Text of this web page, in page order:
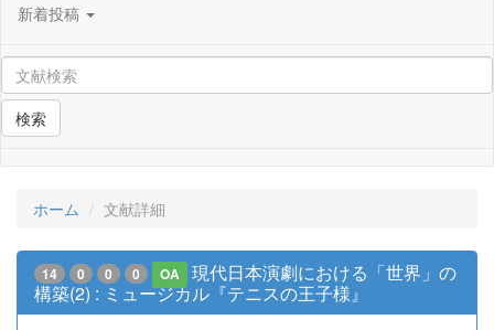
新着投稿
検索
ホーム 文献詳細
14 0 0 0 OA
現代日本演劇における「世界」の
構築(2) : ミュージカル『テニスの王子様』